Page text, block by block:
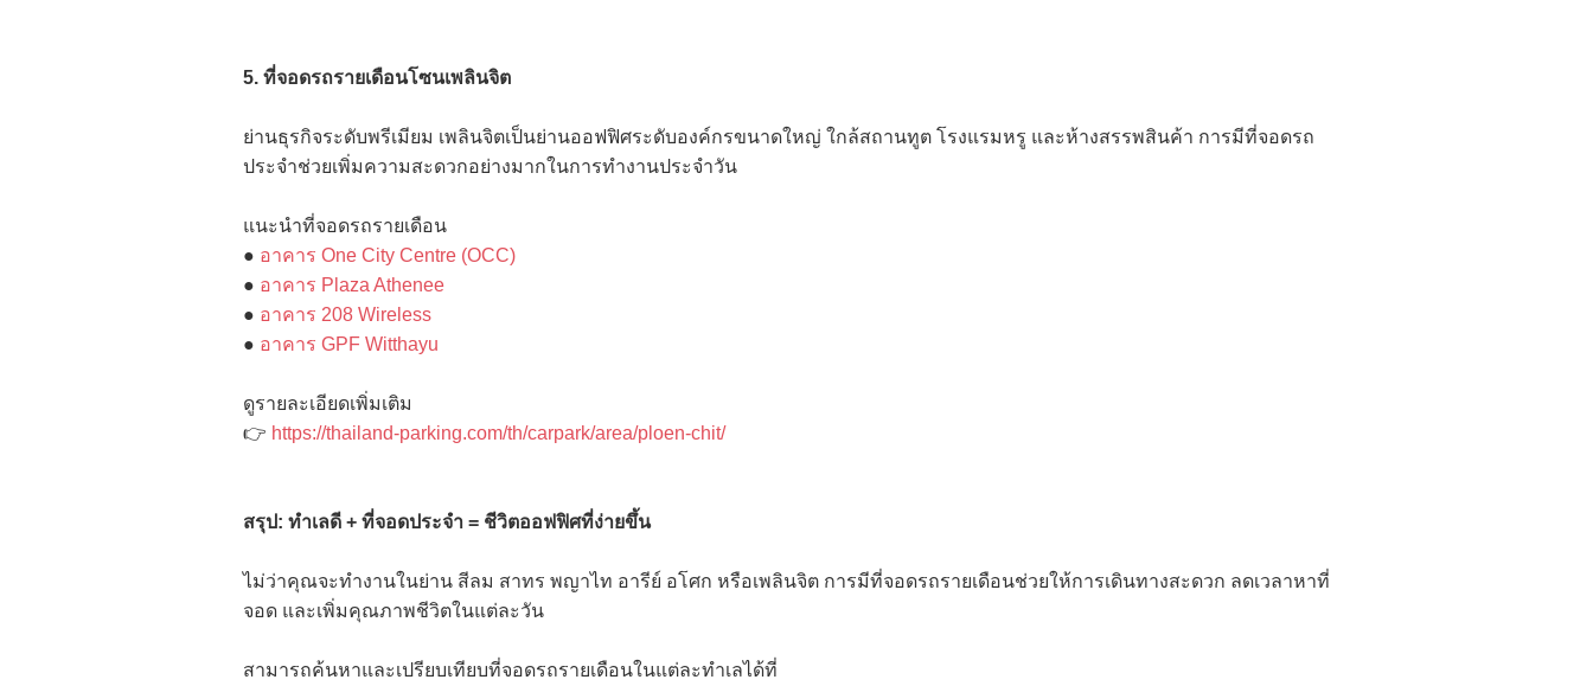
5. ที่จอดรถรายเดือนโซนเพลินจิต
ย่านธุรกิจระดับพรีเมียม เพลินจิตเป็นย่านออฟฟิศระดับองค์กรขนาดใหญ่ ใกล้สถานทูต โรงแรมหรู และห้างสรรพสินค้า การมีที่จอดรถ
ประจำช่วยเพิ่มความสะดวกอย่างมากในการทำงานประจำวัน
แนะนำที่จอดรถรายเดือน
● อาคาร One City Centre (OCC)
● อาคาร Plaza Athenee
● อาคาร 208 Wireless
● อาคาร GPF Witthayu
ดูรายละเอียดเพิ่มเติม
👉 https://thailand-parking.com/th/carpark/area/ploen-chit/
สรุป: ทำเลดี + ที่จอดประจำ = ชีวิตออฟฟิศที่ง่ายขึ้น
ไม่ว่าคุณจะทำงานในย่าน สีลม สาทร พญาไท อารีย์ อโศก หรือเพลินจิต การมีที่จอดรถรายเดือนช่วยให้การเดินทางสะดวก ลดเวลาหาที่
จอด และเพิ่มคุณภาพชีวิตในแต่ละวัน
สามารถค้นหาและเปรียบเทียบที่จอดรถรายเดือนในแต่ละทำเลได้ที่